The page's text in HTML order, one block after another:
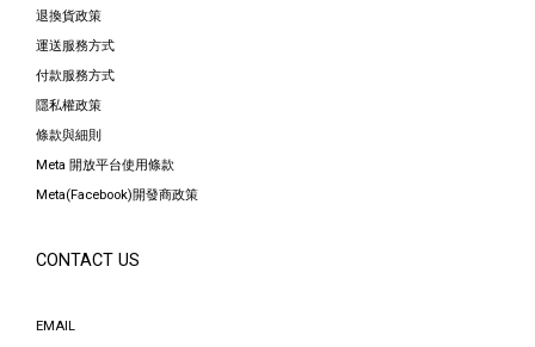
退換貨政策
運送服務方式
付款服務方式
隱私權政策
條款與細則
Meta 開放平台使用條款
Meta(Facebook)開發商政策
CONTACT US
EMAIL